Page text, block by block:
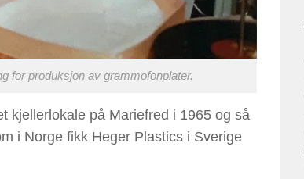
for produksjon av grammofonplater.
kjellerlokale på Mariefred i 1965 og så
i Norge fikk Heger Plastics i Sverige